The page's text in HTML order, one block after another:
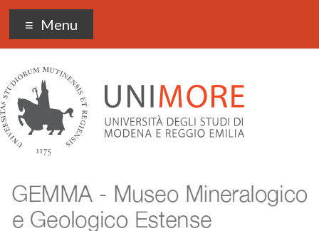
Museo Gemma
Menu